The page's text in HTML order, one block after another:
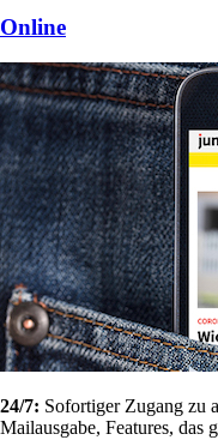
Online
24/7: Sofortiger Zugang zu
Mailausgabe, Features, das